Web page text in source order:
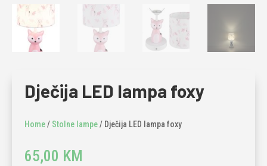
Dječija LED lampa foxy
Home/ Stolne lampe/ Dječija LED lampa foxy
65,00 KM